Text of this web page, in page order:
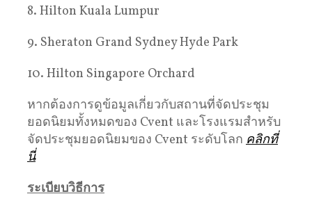
8. Hilton Kuala Lumpur
9. Sheraton Grand Sydney Hyde Park
10. Hilton Singapore Orchard
หากต้องการดูข้อมูลเกี่ยวกับสถานที่จัดประชุม
ยอดนิยมทั้งหมดของ Cvent และโรงแรมสำหรับ
จัดประชุมยอดนิยมของ Cvent ระดับโลก คลิกที่
นี่
ระเบียบวิธีการ